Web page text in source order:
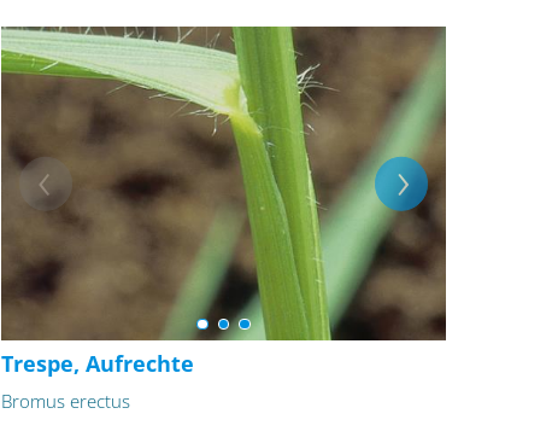
Trespe, Aufrechte
Bromus erectus